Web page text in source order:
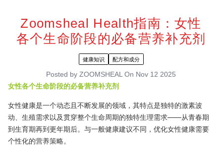
Zoomsheal Health指南：女性
各个生命阶段的必备营养补充剂
健康知识 配方和成分
Posted by ZOOMSHEAL On Nov 12 2025
女性各个生命阶段的必备营养补充剂
女性健康是一个动态且不断发展的领域，其特点是独特的激素波
动、生殖需求以及贯穿整个生命周期的独特生理需求——从青春期
到生育期再到更年期后。与一般健康建议不同，优化女性健康需要
个性化的营养策略。